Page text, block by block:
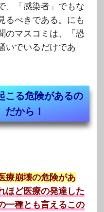
、「感染者」でもな
るべきである。にも
のマスコミは、「恐
いでいるだけであ
こる危険があるの
だから！
療崩壊の危険があ
ほど医療の発達した
一種とも言えるこの